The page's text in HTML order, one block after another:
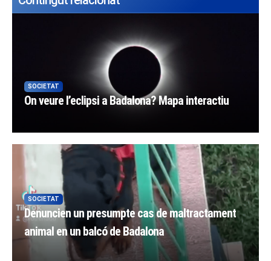
SOCIETAT
On veure l’eclipsi a Badalona? Mapa interactiu
SOCIETAT
Denuncien un presumpte cas de maltractament
animal en un balcó de Badalona